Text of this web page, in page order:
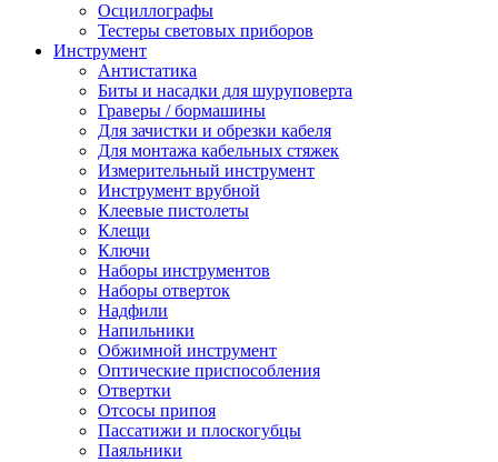
Осциллографы
Тестеры световых приборов
Инструмент
Антистатика
Биты и насадки для шуруповерта
Граверы / бормашины
Для зачистки и обрезки кабеля
Для монтажа кабельных стяжек
Измерительный инструмент
Инструмент врубной
Клеевые пистолеты
Клещи
Ключи
Наборы инструментов
Наборы отверток
Надфили
Напильники
Обжимной инструмент
Оптические приспособления
Отвертки
Отсосы припоя
Пассатижи и плоскогубцы
Паяльники